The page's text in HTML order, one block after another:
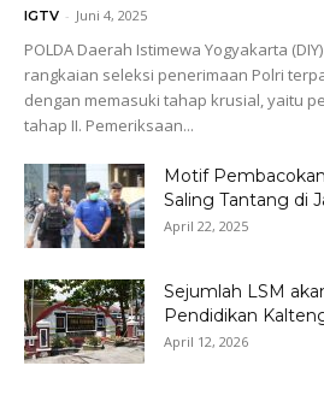
IGTV - Juni 4, 2025
POLDA Daerah Istimewa Yogyakarta
rangkaian seleksi penerimaan Polri
dengan memasuki tahap krusial, yaitu
tahap II. Pemeriksaan...
Motif
Saling Tantang di
April 22, 2025
Sejumlah LSM
Pendidikan
April 12, 2026